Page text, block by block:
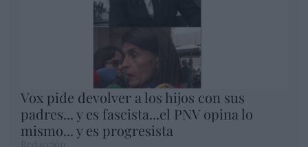
Vox pide devolver a los hijos con sus
padres... y es fascista...el PNV opina lo
mismo... y es progresista